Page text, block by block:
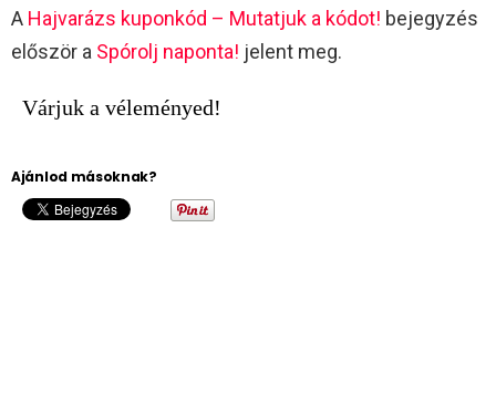
A Hajvarázs kuponkód – Mutatjuk a kódot! bejegyzés
először a Spórolj naponta! jelent meg.
Várjuk a véleményed!
Ajánlod másoknak?